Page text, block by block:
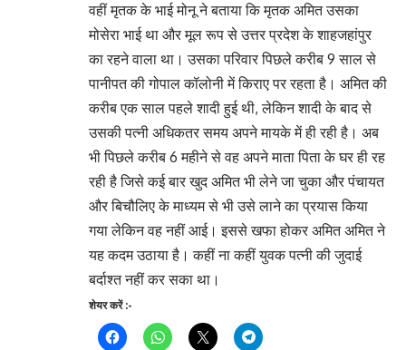
वहीं मृतक के भाई मोनू ने बताया कि मृतक अमित उसका
मोसेरा भाई था और मूल रूप से उत्तर प्रदेश के शाहजहांपुर
का रहने वाला था। उसका परिवार पिछले करीब 9 साल से
पानीपत की गोपाल कॉलोनी में किराए पर रहता है। अमित की
करीब एक साल पहले शादी हुई थी, लेकिन शादी के बाद से
उसकी पत्नी अधिकतर समय अपने मायके में ही रही है। अब
भी पिछले करीब 6 महीने से वह अपने माता पिता के घर ही रह
रही है जिसे कई बार खुद अमित भी लेने जा चुका और पंचायत
और बिचौलिए के माध्यम से भी उसे लाने का प्रयास किया
गया लेकिन वह नहीं आई। इससे खफा होकर अमित अमित ने
यह कदम उठाया है। कहीं ना कहीं युवक पत्नी की जुदाई
बर्दाश्त नहीं कर सका था।
शेयर करें :-